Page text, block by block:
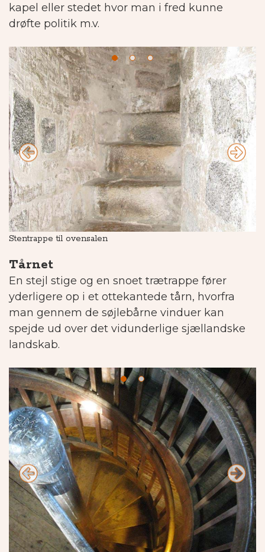
kapel eller stedet hvor man i fred kunne
drøfte politik m.v.
Stentrappe til ovensalen
Tårnet
En stejl stige og en snoet trætrappe fører
yderligere op i et ottekantede tårn, hvorfra
man gennem de søjlebårne vinduer kan
spejde ud over det vidunderlige sjællandske
landskab.